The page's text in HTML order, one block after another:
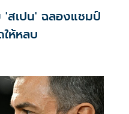
สเปน' ฉลองแชมป์
ห้หลบ